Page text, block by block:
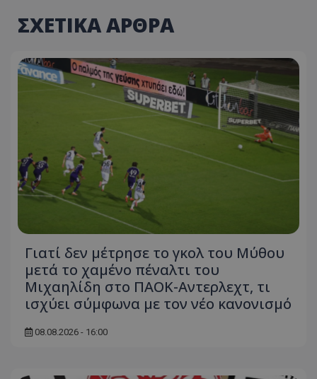
ΣΧΕΤΙΚΑ ΑΡΘΡΑ
Γιατί δεν μέτρησε το γκολ του Μύθου
μετά το χαμένο πέναλτι του
Μιχαηλίδη στο ΠΑΟΚ-Αντερλεχτ, τι
ισχύει σύμφωνα με τον νέο κανονισμό
08.08.2026 - 16:00